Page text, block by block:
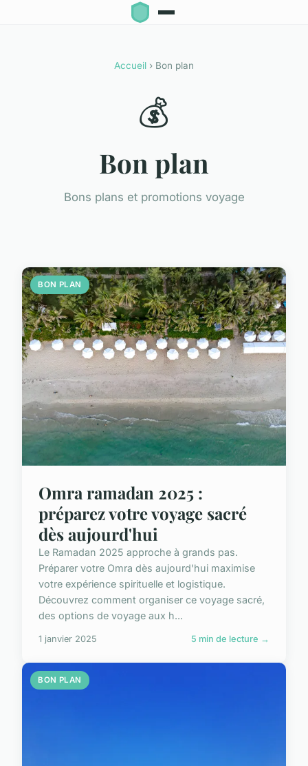
Accueil › Bon plan
💰
Bon plan
Bons plans et promotions voyage
BON PLAN
Omra ramadan 2025 :
préparez votre voyage sacré
dès aujourd'hui
Le Ramadan 2025 approche à grands pas.
Préparer votre Omra dès aujourd'hui maximise
votre expérience spirituelle et logistique.
Découvrez comment organiser ce voyage sacré,
des options de voyage aux h...
1 janvier 2025 5 min de lecture →
BON PLAN